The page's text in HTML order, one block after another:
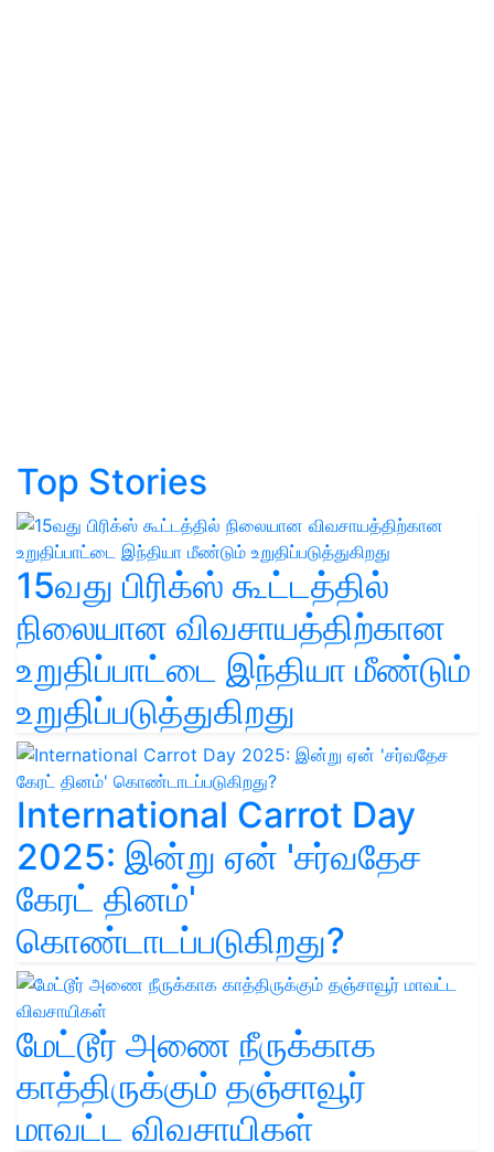
Top Stories
15வது பிரிக்ஸ் கூட்டத்தில்
நிலையான விவசாயத்திற்கான
உறுதிப்பாட்டை இந்தியா மீண்டும்
உறுதிப்படுத்துகிறது
International Carrot Day
2025: இன்று ஏன் 'சர்வதேச
கேரட் தினம்'
கொண்டாடப்படுகிறது?
மேட்டூர் அணை நீருக்காக
காத்திருக்கும் தஞ்சாவூர்
மாவட்ட விவசாயிகள்